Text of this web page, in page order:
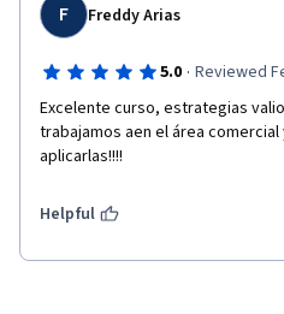
F Freddy Arias
5.0 · Reviewed
Excelente curso, estrategias
trabajamos aen el área
aplicarlas!!!!
Helpful